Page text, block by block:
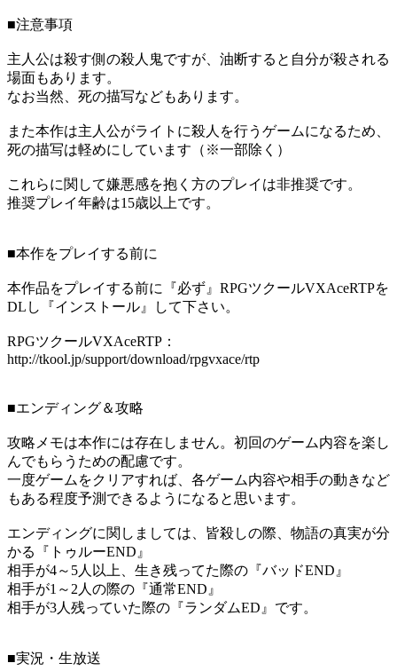
■注意事項
主人公は殺す側の殺人鬼ですが、油断すると自分が殺される
場面もあります。
なお当然、死の描写などもあります。
また本作は主人公がライトに殺人を行うゲームになるため、
死の描写は軽めにしています（※一部除く）
これらに関して嫌悪感を抱く方のプレイは非推奨です。
推奨プレイ年齢は15歳以上です。
■本作をプレイする前に
本作品をプレイする前に『必ず』RPGツクールVXAceRTPを
DLし『インストール』して下さい。
RPGツクールVXAceRTP：
http://tkool.jp/support/download/rpgvxace/rtp
■エンディング＆攻略
攻略メモは本作には存在しません。初回のゲーム内容を楽し
んでもらうための配慮です。
一度ゲームをクリアすれば、各ゲーム内容や相手の動きなど
もある程度予測できるようになると思います。
エンディングに関しましては、皆殺しの際、物語の真実が分
かる『トゥルーEND』
相手が4～5人以上、生き残ってた際の『バッドEND』
相手が1～2人の際の『通常END』
相手が3人残っていた際の『ランダムED』です。
■実況・生放送